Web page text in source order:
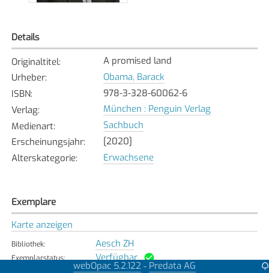
Details
Originaltitel:
A promised land
Urheber:
Obama, Barack
ISBN:
978-3-328-60062-6
Verlag:
München : Penguin Verlag
Medienart:
Sachbuch
Erscheinungsjahr:
[2020]
Alterskategorie: Erwachsene
Exemplare
Karte anzeigen
Bibliothek: Aesch ZH
Exemplarstatus: Verfügbar
webOpac 5.2.122 - Predata AG